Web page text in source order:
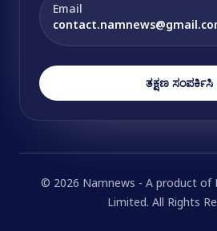
Email
ತಕ್ಷಣ ಸಂಪರ್ಕಿಸಿ
© 2026 Namnews - A product of
Limited. All Rights